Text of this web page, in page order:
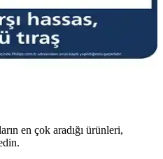
en çok aradığı ürünleri,